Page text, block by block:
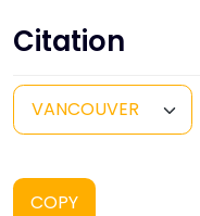
Citation
COPY